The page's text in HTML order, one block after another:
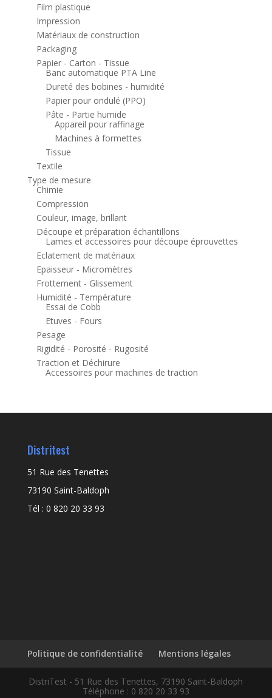
Film plastique
Impression
Matériaux de construction
Packaging
Papier - Carton - Tissue
Banc automatique PTA Line
Dureté des bobines - humidité
Papier pour ondulé (PPO)
Pâte - Partie humide
Appareil pour raffinage
Machines à formettes
Tissue
Textile
Type de mesure
Chimie
Compression
Couleur, image, brillant
Découpe et préparation échantillons
Lames et accessoires pour découpe éprouvettes
Eclatement de matériaux
Epaisseur - Micromètres
Frottement - Glissement
Humidité - Température
Essai de Cobb
Etuves - Fours
Pesage
Rigidité - Porosité - Rugosité
Traction et Déchirure
Accessoires pour machines de traction
Distritest
51 Rue des Tenettes
73190 Saint-Baldoph
Tél : 0 820 20 33 93
Politique de confidentialité Mentions légales
DistriTest - 51 Rue des Tenettes, 73190 Saint-Baldoph
Téléphone : 0 820 20 33 93